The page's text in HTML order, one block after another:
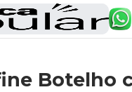
Botelho